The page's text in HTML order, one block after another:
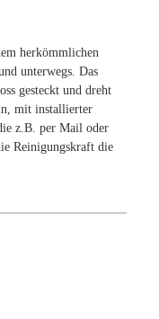
herkömmlichen
unterwegs. Das
gesteckt und dreht
mit installierter
z.B. per Mail oder
Reinigungs­kraft die